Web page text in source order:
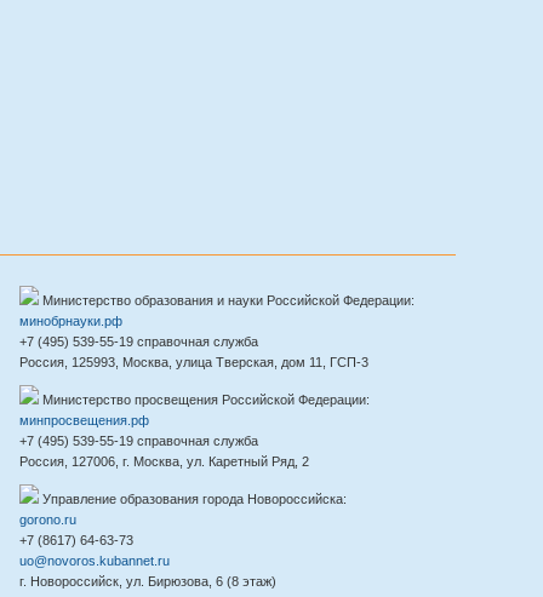
Министерство образования и науки Российской Федерации:
минобрнауки.рф
+7 (495) 539-55-19 справочная служба
Россия, 125993, Москва, улица Тверская, дом 11, ГСП-3
Министерство просвещения Российской Федерации:
минпросвещения.рф
+7 (495) 539-55-19 справочная служба
Россия, 127006, г. Москва, ул. Каретный Ряд, 2
Управление образования города Новороссийска:
gorono.ru
+7 (8617) 64-63-73
uo@novoros.kubannet.ru
г. Новороссийск, ул. Бирюзова, 6 (8 этаж)